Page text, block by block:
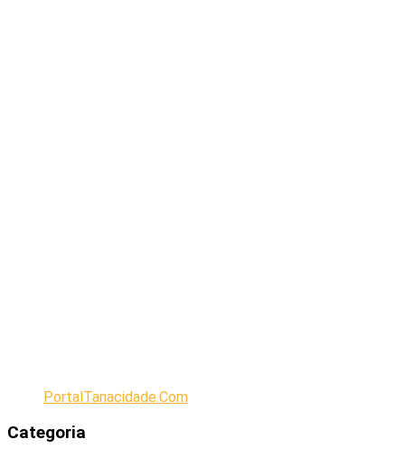
PortalTanacidade.Com
Categoria